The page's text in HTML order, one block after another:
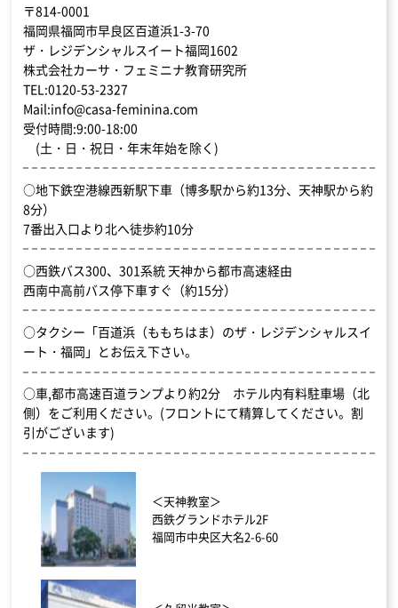
〒814-0001
福岡県福岡市早良区百道浜1-3-70
ザ・レジデンシャルスイート福岡1602
株式会社カーサ・フェミニナ教育研究所
TEL:0120-53-2327
Mail:info@casa-feminina.com
受付時間:9:00-18:00
(土・日・祝日・年末年始を除く)
○地下鉄空港線西新駅下車（博多駅から約13分、天神駅から約
8分）
7番出入口より北へ徒歩約10分
○西鉄バス300、301系統 天神から都市高速経由
西南中高前バス停下車すぐ（約15分）
○タクシー「百道浜（ももちはま）のザ・レジデンシャルスイ
ート・福岡」とお伝え下さい。
○車,都市高速百道ランプより約2分 ホテル内有料駐車場（北
側）をご利用ください。(フロントにて精算してください。割
引がございます)
＜天神教室＞
西鉄グランドホテル2F
福岡市中央区大名2-6-60